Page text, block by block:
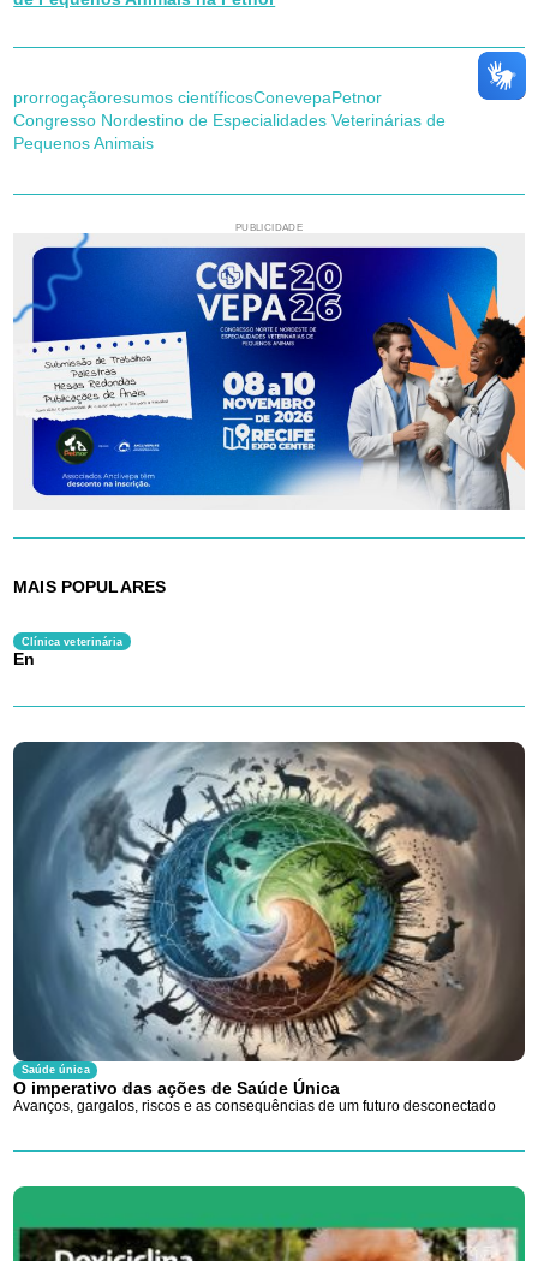
prorrogaçãoresumos científicosConevepaPetnor
Congresso Nordestino de Especialidades Veterinárias de
Pequenos Animais
PUBLICIDADE
MAIS POPULARES
Clínica veterinária
En
Saúde única
O imperativo das ações de Saúde Única
Avanços, gargalos, riscos e as consequências de um futuro desconectado